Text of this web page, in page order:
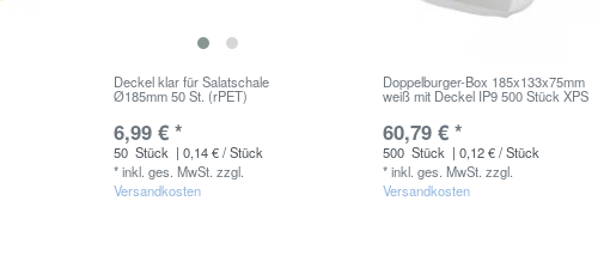
Deckel klar für Salatschale
Ø185mm 50 St. (rPET)
6,99 € *
50 Stück | 0,14 € / Stück
*inkl. ges. MwSt. zzgl.
Versandkosten
Doppelburger-Box 185x133x75mm
weiß mit Deckel IP9 500 Stück XPS
60,79 € *
500 Stück | 0,12 € / Stück
*inkl. ges. MwSt. zzgl.
Versandkosten